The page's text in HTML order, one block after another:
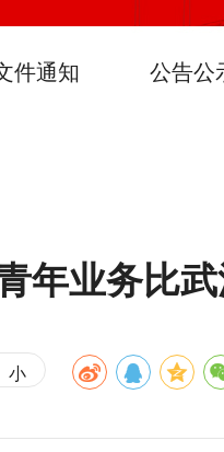
件通知 公告公
年业务比
小